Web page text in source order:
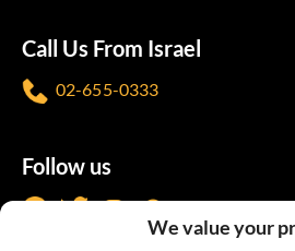
We value your
Call Us From Israel
02-655-0333
Follow us